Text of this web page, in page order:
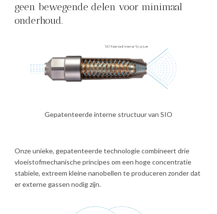
geen bewegende delen voor minimaal
onderhoud.
Gepatenteerde interne structuur van SIO
Onze unieke, gepatenteerde technologie combineert drie
vloeistofmechanische principes om een hoge concentratie
stabiele, extreem kleine nanobellen te produceren zonder dat
er externe gassen nodig zijn.